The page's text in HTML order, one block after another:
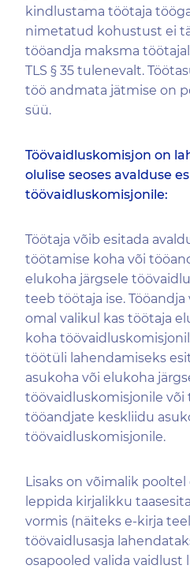
kindlustama töötaja
nimetatud kohustust ei
tööandja maksma
TLS § 35 tulenevalt.
töö andmata jätmise on
süü.
Töövaidluskomisjon on
olulise seoses avalduse
töövaidluskomisjonile:
Töötaja võib esitada
töötamise koha või
elukoha järgsele
teeb töötaja ise.
omal valikul kas töötaja
koha
töötüli lahendamiseks
asukoha või elukoha
töövaidluskomisjonile või
tööandjate keskliidu
töövaidluskomisjonile.
Lisaks on võimalik
leppida kirjalikku
vormis (näiteks e-kirja
töövaidlusasja
osapooled valida vaidlust